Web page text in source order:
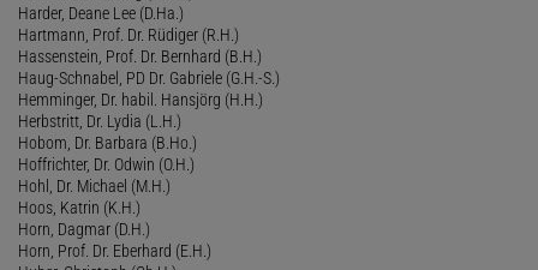
Harder, Deane Lee (D.Ha.)
Hartmann, Prof. Dr. Rüdiger (R.H.)
Hassenstein, Prof. Dr. Bernhard (B.H.)
Haug-Schnabel, PD Dr. Gabriele (G.H.-S.)
Hemminger, Dr. habil. Hansjörg (H.H.)
Herbstritt, Dr. Lydia (L.H.)
Hobom, Dr. Barbara (B.Ho.)
Hoffrichter, Dr. Odwin (O.H.)
Hohl, Dr. Michael (M.H.)
Hoos, Katrin (K.H.)
Horn, Dagmar (D.H.)
Horn, Prof. Dr. Eberhard (E.H.)